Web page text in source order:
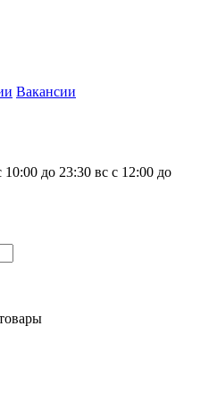
Вакансии
до 23:30 вс с 12:00 до